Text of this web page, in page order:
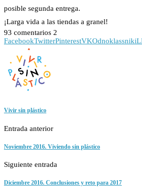
posible segunda entrega.
¡Larga vida a las tiendas a granel!
93 comentarios 2
FacebookTwitterPinterestVKOdnoklassniki
Vivir sin plástico
Entrada anterior
Noviembre 2016. Viviendo sin plástico
Siguiente entrada
Diciembre 2016. Conclusiones y reto para 2017